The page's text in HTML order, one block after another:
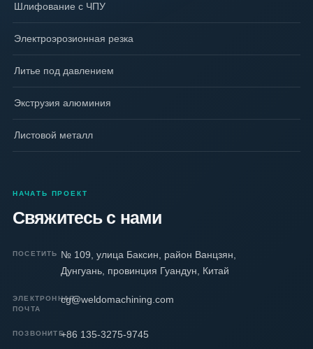
Шлифование с ЧПУ
Электроэрозионная резка
Литье под давлением
Экструзия алюминия
Листовой металл
НАЧАТЬ ПРОЕКТ
Свяжитесь с нами
ПОСЕТИТЬ
№ 109, улица Баксин, район Ванцзян,
Дунгуань, провинция Гуандун, Китай
ЭЛЕКТРОННАЯ
ПОЧТА
cg@weldomachining.com
ПОЗВОНИТЕ+86 135-3275-9745